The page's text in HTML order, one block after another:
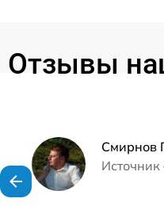
Отзывы
Смирнов
Источник
Наши